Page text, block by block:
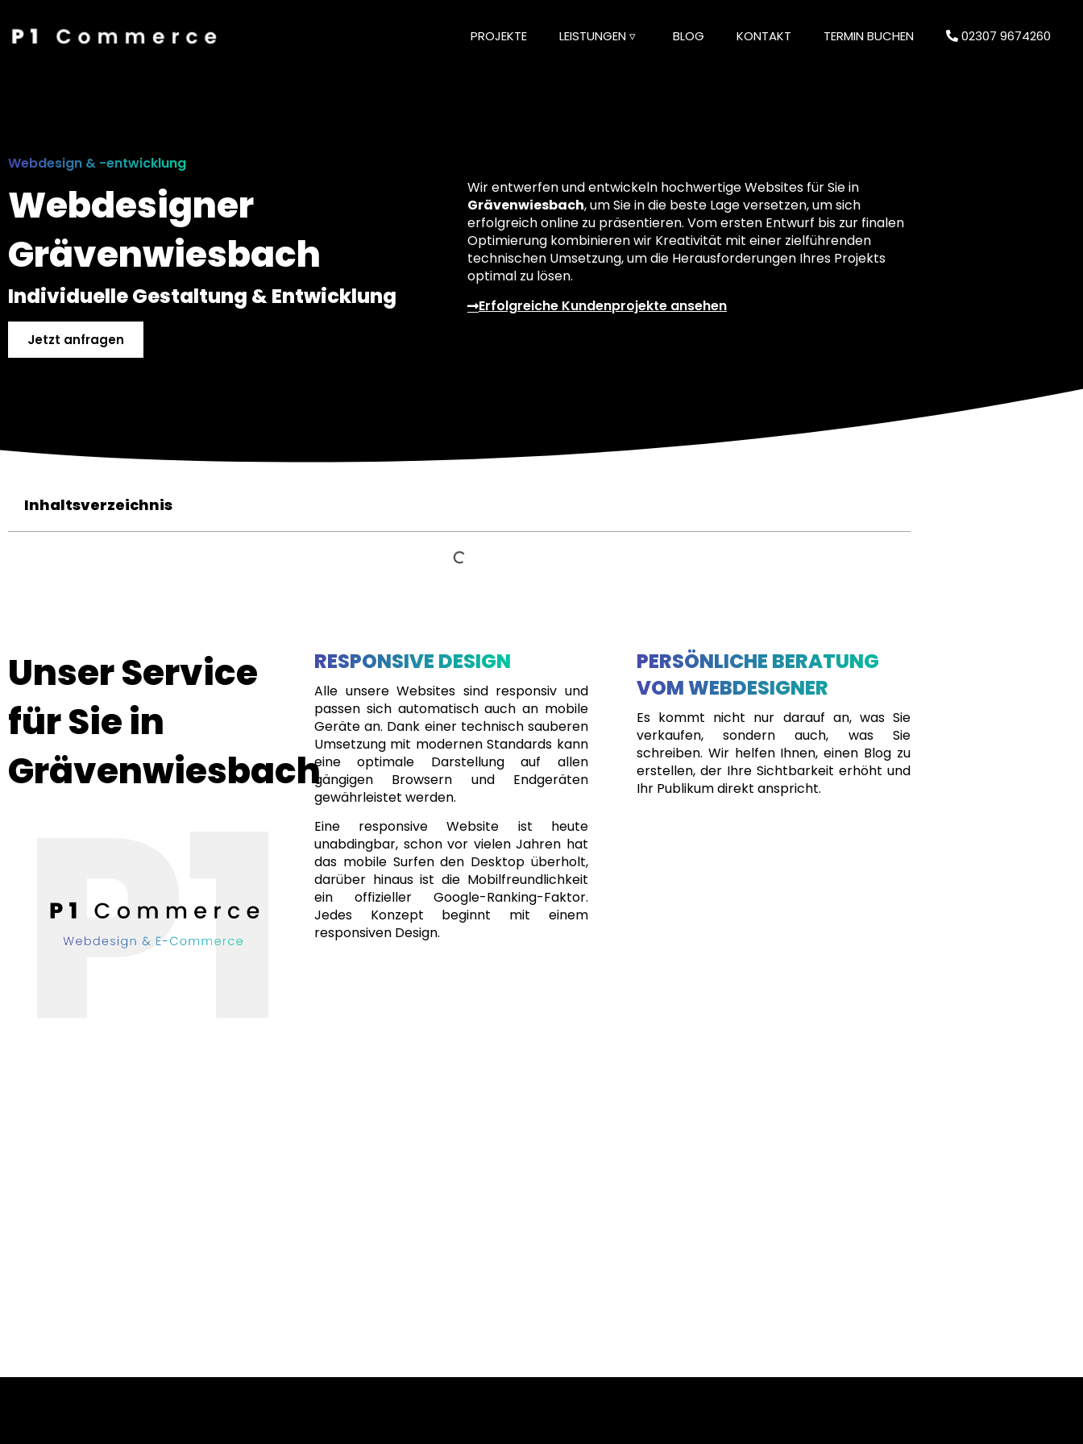
PROJEKTE LEISTUNGEN ▿ BLOG KONTAKT TERMIN BUCHEN 02307 9674260
Webdesign & -entwicklung
Webdesigner
Grävenwiesbach
Individuelle Gestaltung & Entwicklung
Jetzt anfragen
Wir entwerfen und entwickeln hochwertige Websites für Sie in
Grävenwiesbach, um Sie in die beste Lage versetzen, um sich
erfolgreich online zu präsentieren. Vom ersten Entwurf bis zur finalen
Optimierung kombinieren wir Kreativität mit einer zielführenden
technischen Umsetzung, um die Herausforderungen Ihres Projekts
optimal zu lösen.
Erfolgreiche Kundenprojekte ansehen
Inhaltsverzeichnis
Unser Service
für Sie in
Grävenwiesbach
RESPONSIVE DESIGN
Alle unsere Websites sind responsiv und
passen sich automatisch auch an mobile
Geräte an. Dank einer technisch sauberen
Umsetzung mit modernen Standards kann
eine optimale Darstellung auf allen
gängigen Browsern und Endgeräten
gewährleistet werden.
Eine responsive Website ist heute
unabdingbar, schon vor vielen Jahren hat
das mobile Surfen den Desktop überholt,
darüber hinaus ist die Mobilfreundlichkeit
ein offizieller Google-Ranking-Faktor.
Jedes Konzept beginnt mit einem
responsiven Design.
PERSÖNLICHE BERATUNG
VOM WEBDESIGNER
Es kommt nicht nur darauf an, was Sie
verkaufen, sondern auch, was Sie
schreiben. Wir helfen Ihnen, einen Blog zu
erstellen, der Ihre Sichtbarkeit erhöht und
Ihr Publikum direkt anspricht.